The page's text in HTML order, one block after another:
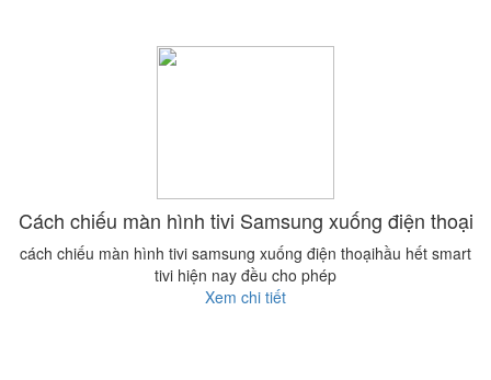
Cách chiếu màn hình tivi Samsung xuống điện thoại
cách chiếu màn hình tivi samsung xuống điện thoạihầu hết smart
tivi hiện nay đều cho phép
Xem chi tiết